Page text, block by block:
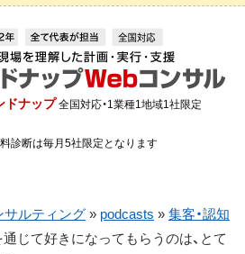
ドナップ 全国対応・1業種1地域1社限定
診断は毎月5社限定となります
サルティング » podcasts » 集客・認知
じて好きになってもらうのは、とて